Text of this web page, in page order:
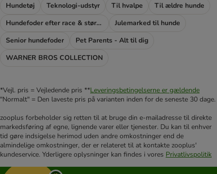
Hundetøj
Teknologi-udstyr Til hvalpe
Til ældre hunde
Hundefoder efter race & størrelse
Julemarked til hunde
Senior hundefoder
Pet Parents - Alt til dig
WARNER BROS COLLECTION
*Vejl. pris = Vejledende pris **Leveringsbetingelserne er gældende
"Normalt" = Den laveste pris på varianten inden for de seneste 30 dage.
zooplus forbeholder sig retten til at bruge din e-mailadresse til direkte
markedsføring af egne, lignende varer eller tjenester. Du kan til enhver
tid gøre indsigelse herimod uden andre omkostninger end de
almindelige omkostninger, der er relateret til at kontakte zooplus'
kundeservice. Yderligere oplysninger kan findes i vores Privatlivspolitik